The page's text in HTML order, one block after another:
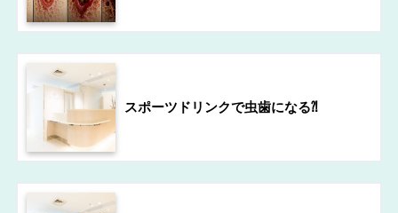
スポーツドリンクで虫歯になる⁈